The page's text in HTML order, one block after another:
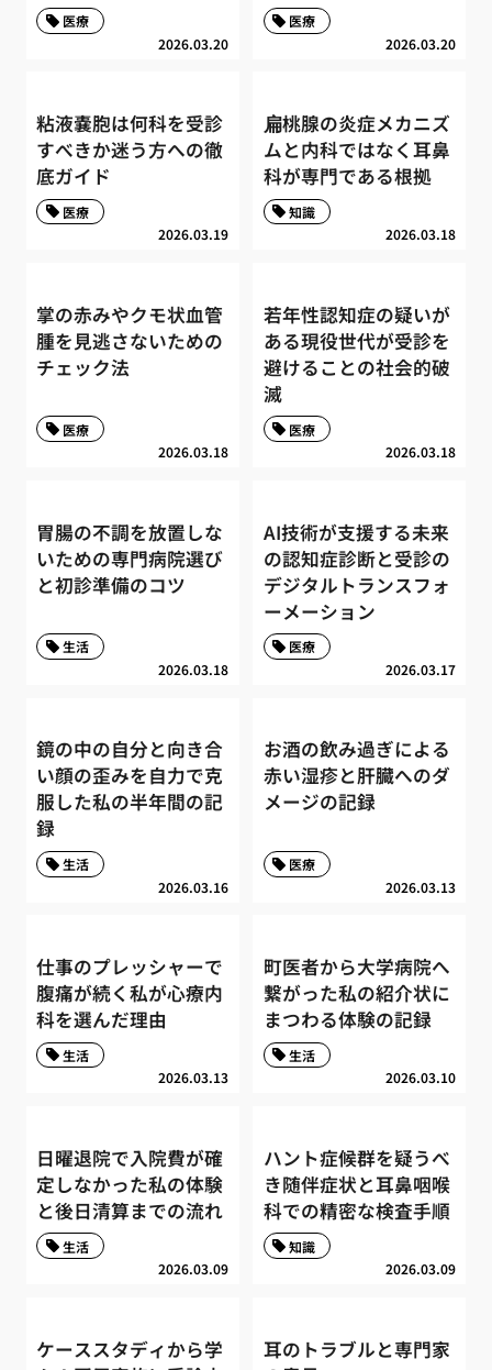
2026.03.20
医療
2026.03.20
医療
粘液嚢胞は何科を受診
すべきか迷う方への徹
底ガイド
2026.03.19
医療
扁桃腺の炎症メカニズ
ムと内科ではなく耳鼻
科が専門である根拠
2026.03.18
知識
掌の赤みやクモ状血管
腫を見逃さないための
チェック法
2026.03.18
医療
若年性認知症の疑いが
ある現役世代が受診を
避けることの社会的破
滅
2026.03.18
医療
胃腸の不調を放置しな
いための専門病院選び
と初診準備のコツ
2026.03.18
生活
AI技術が支援する未来
の認知症診断と受診の
デジタルトランスフォ
ーメーション
2026.03.17
医療
鏡の中の自分と向き合
い顔の歪みを自力で克
服した私の半年間の記
録
2026.03.16
生活
お酒の飲み過ぎによる
赤い湿疹と肝臓へのダ
メージの記録
2026.03.13
医療
仕事のプレッシャーで
腹痛が続く私が心療内
科を選んだ理由
2026.03.13
生活
町医者から大学病院へ
繋がった私の紹介状に
まつわる体験の記録
2026.03.10
生活
日曜退院で入院費が確
定しなかった私の体験
と後日清算までの流れ
2026.03.09
生活
ハント症候群を疑うべ
き随伴症状と耳鼻咽喉
科での精密な検査手順
2026.03.09
知識
ケーススタディから学
耳のトラブルと専門家